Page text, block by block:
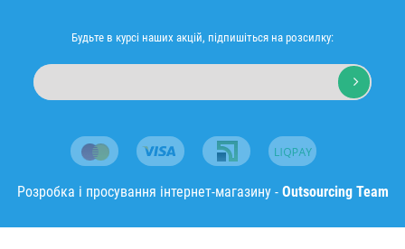
Товари зі знижкою
Історія замовлень
Будьте в курсі наших акцій, підпишіться на розсилку:
Розробка і просування інтернет-магазину - Outsourcing Team